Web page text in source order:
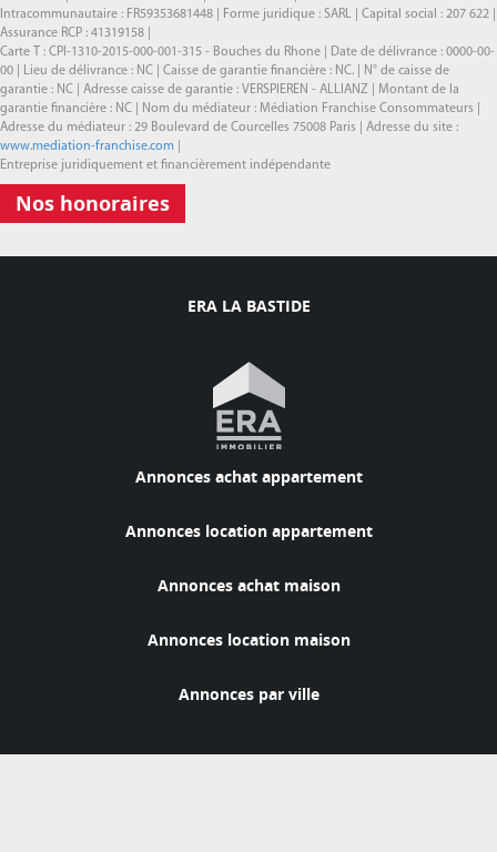
Intracommunautaire : FR59353681448 | Forme juridique : SARL | Capital social : 207 622 |
Assurance RCP : 41319158 |
Carte T : CPI-1310-2015-000-001-315 - Bouches du Rhone | Date de délivrance : 0000-00-
00 | Lieu de délivrance : NC | Caisse de garantie financière : NC. | N° de caisse de
garantie : NC | Adresse caisse de garantie : VERSPIEREN - ALLIANZ | Montant de la
garantie financière : NC | Nom du médiateur : Médiation Franchise Consommateurs |
Adresse du médiateur : 29 Boulevard de Courcelles 75008 Paris | Adresse du site :
www.mediation-franchise.com
Entreprise juridiquement et financièrement indépendante
Nos honoraires
ERA LA BASTIDE
Annonces achat appartement
Annonces location appartement
Annonces achat maison
Annonces location maison
Annonces par ville